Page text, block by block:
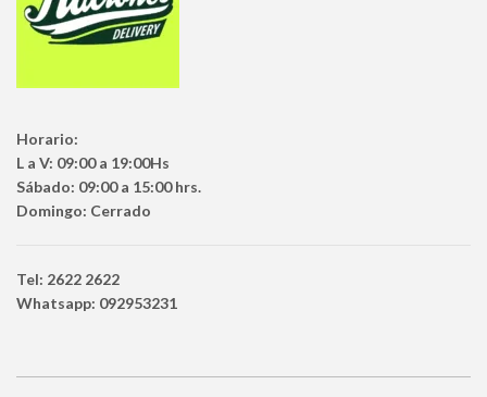
Horario:
L a V: 09:00 a 19:00Hs
Sábado: 09:00 a 15:00 hrs.
Domingo: Cerrado
Tel: 2622 2622
Whatsapp: 092953231